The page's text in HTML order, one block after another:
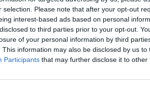
selection. Please note that after your opt-out
interest-based ads based on personal
to third parties prior to your opt-out.
of your personal information by third
This information may also be disclosed by us
Participants that may further disclose it to other